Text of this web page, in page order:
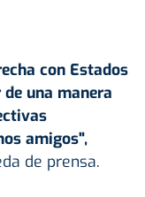
con Estados
una manera
amigos",
de prensa.